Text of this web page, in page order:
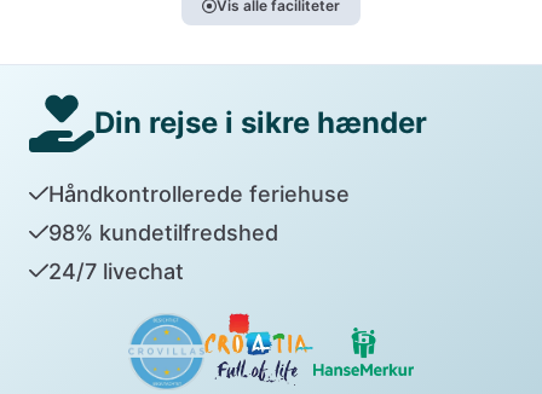
Vis alle faciliteter
Din rejse i sikre hænder
Håndkontrollerede feriehuse
98% kundetilfredshed
24/7 livechat